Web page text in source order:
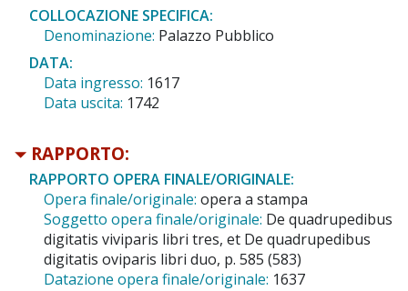
COLLOCAZIONE SPECIFICA:
Denominazione: Palazzo Pubblico
DATA:
Data ingresso: 1617
Data uscita: 1742
RAPPORTO:
RAPPORTO OPERA FINALE/ORIGINALE:
Opera finale/originale: opera a stampa
Soggetto opera finale/originale: De quadrupedibus
digitatis viviparis libri tres, et De quadrupedibus
digitatis oviparis libri duo, p. 585 (583)
Datazione opera finale/originale: 1637